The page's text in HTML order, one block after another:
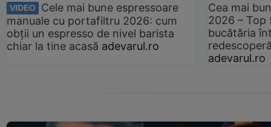
VIDEO
Cele mai bune espressoare
manuale cu portafiltru 2026: cum
obții un espresso de nivel barista
chiar la tine acasă adevarul.ro
Cea mai
2026 –
bucătăria
adevarul.ro